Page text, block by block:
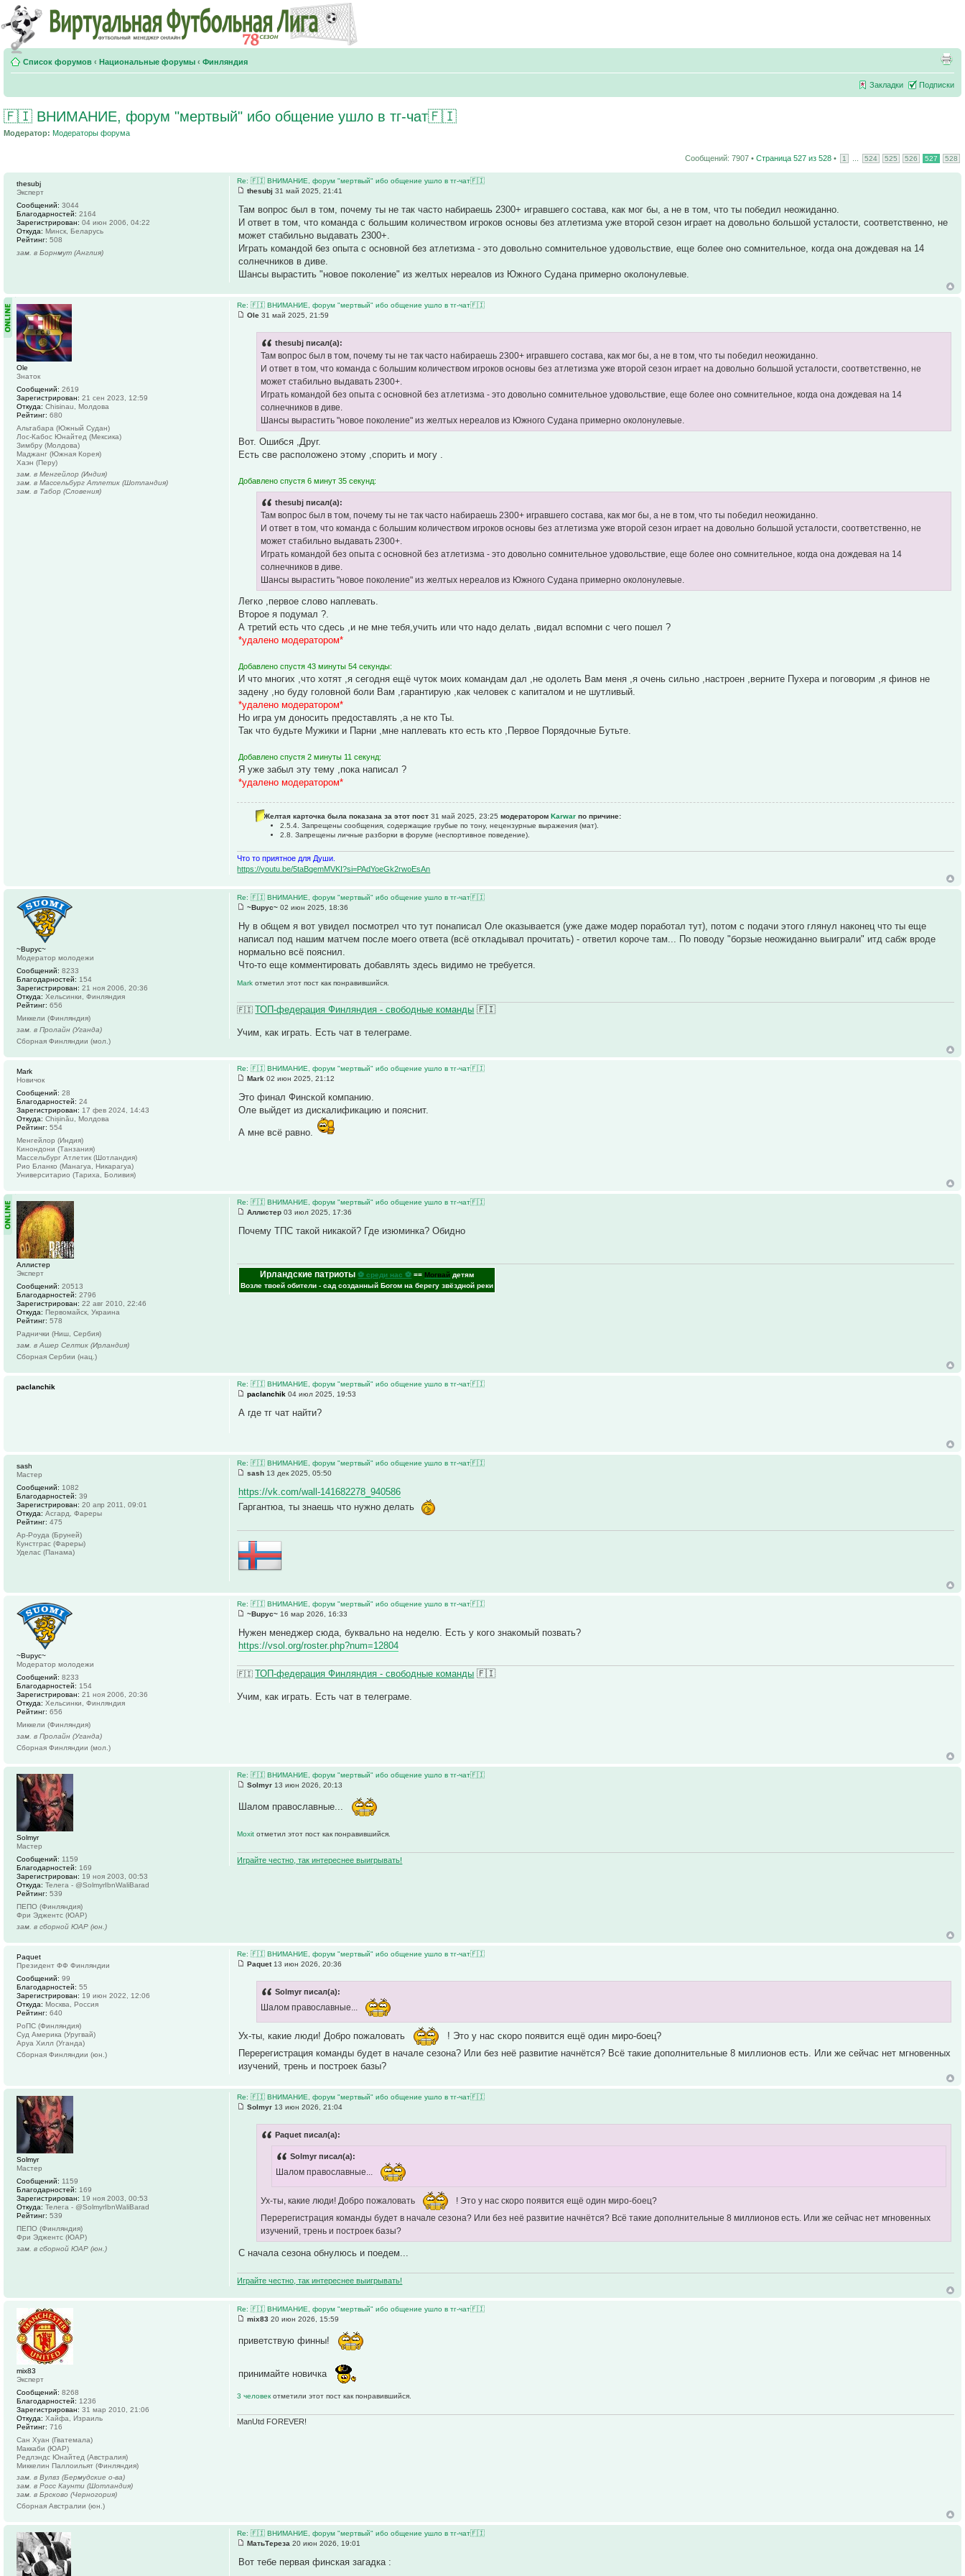
Список форумов ‹ Национальные форумы ‹ Финляндия
Закладки Подписки
🇫🇮 ВНИМАНИЕ, форум "мертвый" ибо общение ушло в тг-чат🇫🇮
Модератор: Модераторы форума
Сообщений: 7907 • Страница 527 из 528 • 1 524 525 526 527 528
Re: 🇫🇮 ВНИМАНИЕ, форум "мертвый" ибо общение ушло в тг-чат🇫🇮
thesubj 31 май 2025, 21:41
Там вопрос был в том, почему ты не так часто набираешь 2300+ игравшего состава, как мог бы, а не в том, что ты победил неожиданно.
И ответ в том, что команда с большим количеством игроков основы без атлетизма уже второй сезон играет на довольно большой усталости, соответственно, не
может стабильно выдавать 2300+.
Играть командой без опыта с основной без атлетизма - это довольно сомнительное удовольствие, еще более оно сомнительное, когда она дождевая на 14
солнечников в диве.
Шансы вырастить "новое поколение" из желтых нереалов из Южного Судана примерно околонулевые.
thesubj
Эксперт
Сообщений: 3044
Благодарностей: 2164
Зарегистрирован: 04 июн 2006, 04:22
Откуда: Минск, Беларусь
Рейтинг: 508
зам. в Борнмут (Англия)
Re: 🇫🇮 ВНИМАНИЕ, форум "мертвый" ибо общение ушло в тг-чат🇫🇮
Ole 31 май 2025, 21:59
thesubj писал(а):
Там вопрос был в том, почему ты не так часто набираешь 2300+ игравшего состава, как мог бы, а не в том, что ты победил неожиданно.
И ответ в том, что команда с большим количеством игроков основы без атлетизма уже второй сезон играет на довольно большой усталости, соответственно, не
может стабильно выдавать 2300+.
Играть командой без опыта с основной без атлетизма - это довольно сомнительное удовольствие, еще более оно сомнительное, когда она дождевая на 14
солнечников в диве.
Шансы вырастить "новое поколение" из желтых нереалов из Южного Судана примерно околонулевые.
Вот. Ошибся ,Друг.
Есть све расположено этому ,спорить и могу .
Добавлено спустя 6 минут 35 секунд:
thesubj писал(а):
Там вопрос был в том, почему ты не так часто набираешь 2300+ игравшего состава, как мог бы, а не в том, что ты победил неожиданно.
И ответ в том, что команда с большим количеством игроков основы без атлетизма уже второй сезон играет на довольно большой усталости, соответственно, не
может стабильно выдавать 2300+.
Играть командой без опыта с основной без атлетизма - это довольно сомнительное удовольствие, еще более оно сомнительное, когда она дождевая на 14
солнечников в диве.
Шансы вырастить "новое поколение" из желтых нереалов из Южного Судана примерно околонулевые.
Легко ,первое слово наплевать.
Второе я подумал ?.
А третий есть что сдесь ,и не мне тебя,учить или что надо делать ,видал вспомни с чего пошел ?
*удалено модератором*
Добавлено спустя 43 минуты 54 секунды:
И что многих ,что хотят ,я сегодня ещё чуток моих командам дал ,не одолеть Вам меня ,я очень сильно ,настроен ,верните Пухера и поговорим ,я финов не
задену ,но буду головной боли Вам ,гарантирую ,как человек с капиталом и не шутливый.
*удалено модератором*
Но игра ум доносить предоставлять ,а не кто Ты.
Так что будьте Мужики и Парни ,мне наплевать кто есть кто ,Первое Порядочные Бутьте.
Добавлено спустя 2 минуты 11 секунд:
Я уже забыл эту тему ,пока написал ?
*удалено модератором*
Желтая карточка была показана за этот пост31 май 2025, 23:25 модераторомKarwar по причине:
2.5.4. Запрещены сообщения, содержащие гpубые по тону, нецензурные выpажения (мат).
2.8. Запрещены личные разборки в форуме (неспортивное поведение).
Что то приятное для Души.
https://youtu.be/5taBqemMVKI?si=PAdYoeGk2rwoEsAn
Ole
Знаток
Сообщений: 2619
Зарегистрирован: 21 сен 2023, 12:59
Откуда: Chisinau, Молдова
Рейтинг: 680
Альтабара (Южный Судан)
Лос-Кабос Юнайтед (Мексика)
Зимбру (Молдова)
Маджанг (Южная Корея)
Хаэн (Перу)
зам. в Менгейлор (Индия)
зам. в Массельбург Атлетик (Шотландия)
зам. в Табор (Словения)
Re: 🇫🇮 ВНИМАНИЕ, форум "мертвый" ибо общение ушло в тг-чат🇫🇮
~Bupyc~ 02 июн 2025, 18:36
Ну в общем я вот увидел посмотрел что тут понаписал Оле оказывается (уже даже модер поработал тут), потом с подачи этого глянул наконец что ты еще
написал под нашим матчем после моего ответа (всё откладывал прочитать) - ответил короче там... По поводу "борзые неожиданно выиграли" итд сабж вроде
нормально всё пояснил.
Что-то еще комментировать добавлять здесь видимо не требуется.
Markотметил этот пост как понравившийся.
🇫🇮 ТОП-федерация Финляндия - свободные команды 🇫🇮
Учим, как играть. Есть чат в телеграме.
~Bupyc~
Модератор молодежи
Сообщений: 8233
Благодарностей: 154
Зарегистрирован: 21 ноя 2006, 20:36
Откуда: Хельсинки, Финляндия
Рейтинг: 656
Миккели (Финляндия)
зам. в Пролайн (Уганда)
Сборная Финляндии (мол.)
Re: 🇫🇮 ВНИМАНИЕ, форум "мертвый" ибо общение ушло в тг-чат🇫🇮
Mark 02 июн 2025, 21:12
Это финал Финской компанию.
Оле выйдет из дискалификацию и пояснит.
А мне всё равно.
Mark
Новичок
Сообщений: 28
Благодарностей: 24
Зарегистрирован: 17 фев 2024, 14:43
Откуда: Chișinău, Молдова
Рейтинг: 554
Менгейлор (Индия)
Кинондони (Танзания)
Массельбург Атлетик (Шотландия)
Рио Бланко (Манагуа, Никарагуа)
Университарио (Тариха, Боливия)
Re: 🇫🇮 ВНИМАНИЕ, форум "мертвый" ибо общение ушло в тг-чат🇫🇮
Аллистер 03 июл 2025, 17:36
Почему ТПС такой никакой? Где изюминка? Обидно
Ирландские патриоты ⚽ среди нас ⚽ ==Могвай детям
Возле твоей обители - сад созданный Богом на берегу звёздной реки
Аллистер
Эксперт
Сообщений: 20513
Благодарностей: 2796
Зарегистрирован: 22 авг 2010, 22:46
Откуда: Первомайск, Украина
Рейтинг: 578
Раднички (Ниш, Сербия)
зам. в Ашер Селтик (Ирландия)
Сборная Сербии (нац.)
Re: 🇫🇮 ВНИМАНИЕ, форум "мертвый" ибо общение ушло в тг-чат🇫🇮
paclanchik 04 июл 2025, 19:53
А где тг чат найти?
paclanchik
Re: 🇫🇮 ВНИМАНИЕ, форум "мертвый" ибо общение ушло в тг-чат🇫🇮
sash 13 дек 2025, 05:50
https://vk.com/wall-141682278_940586
Гаргантюа, ты знаешь что нужно делать
sash
Мастер
Сообщений: 1082
Благодарностей: 39
Зарегистрирован: 20 апр 2011, 09:01
Откуда: Асгард, Фареры
Рейтинг: 475
Ар-Роуда (Бруней)
Кунстграс (Фареры)
Уделас (Панама)
Re: 🇫🇮 ВНИМАНИЕ, форум "мертвый" ибо общение ушло в тг-чат🇫🇮
~Bupyc~ 16 мар 2026, 16:33
Нужен менеджер сюда, буквально на неделю. Есть у кого знакомый позвать?
https://vsol.org/roster.php?num=12804
🇫🇮 ТОП-федерация Финляндия - свободные команды 🇫🇮
Учим, как играть. Есть чат в телеграме.
~Bupyc~
Модератор молодежи
Сообщений: 8233
Благодарностей: 154
Зарегистрирован: 21 ноя 2006, 20:36
Откуда: Хельсинки, Финляндия
Рейтинг: 656
Миккели (Финляндия)
зам. в Пролайн (Уганда)
Сборная Финляндии (мол.)
Re: 🇫🇮 ВНИМАНИЕ, форум "мертвый" ибо общение ушло в тг-чат🇫🇮
Solmyr 13 июн 2026, 20:13
Шалом православные...
Moxitотметил этот пост как понравившийся.
Играйте честно, так интереснее выигрывать!
Solmyr
Мастер
Сообщений: 1159
Благодарностей: 169
Зарегистрирован: 19 ноя 2003, 00:53
Откуда: Телега - @SolmyrIbnWaliBarad
Рейтинг: 539
ПЕПО (Финляндия)
Фри Эджентс (ЮАР)
зам. в сборной ЮАР (юн.)
Re: 🇫🇮 ВНИМАНИЕ, форум "мертвый" ибо общение ушло в тг-чат🇫🇮
Paquet13 июн 2026, 20:36
Solmyr писал(а):
Шалом православные...
Ух-ты, какие люди! Добро пожаловать
! Это у нас скоро появится ещё один миро-боец?
Перерегистрация команды будет в начале сезона? Или без неё развитие начнётся? Всё такие дополнительные 8 миллионов есть. Или же сейчас нет мгновенных
изучений, трень и построек базы?
Paquet
Президент ФФ Финляндии
Сообщений: 99
Благодарностей: 55
Зарегистрирован: 19 июн 2022, 12:06
Откуда: Москва, Россия
Рейтинг: 640
РоПС (Финляндия)
Суд Америка (Уругвай)
Аруа Хилл (Уганда)
Сборная Финляндии (юн.)
Re: 🇫🇮 ВНИМАНИЕ, форум "мертвый" ибо общение ушло в тг-чат🇫🇮
Solmyr 13 июн 2026, 21:04
Paquet писал(а):
Solmyr писал(а):
Шалом православные...
Ух-ты, какие люди! Добро пожаловать
! Это у нас скоро появится ещё один миро-боец?
Перерегистрация команды будет в начале сезона? Или без неё развитие начнётся? Всё такие дополнительные 8 миллионов есть. Или же сейчас нет мгновенных
изучений, трень и построек базы?
С начала сезона обнулюсь и поедем...
Играйте честно, так интереснее выигрывать!
Solmyr
Мастер
Сообщений: 1159
Благодарностей: 169
Зарегистрирован: 19 ноя 2003, 00:53
Откуда: Телега - @SolmyrIbnWaliBarad
Рейтинг: 539
ПЕПО (Финляндия)
Фри Эджентс (ЮАР)
зам. в сборной ЮАР (юн.)
Re: 🇫🇮 ВНИМАНИЕ, форум "мертвый" ибо общение ушло в тг-чат🇫🇮
mix83 20 июн 2026, 15:59
приветствую финны!
принимайте новичка
3 человекотметили этот пост как понравившийся.
ManUtd FOREVER!
mix83
Эксперт
Сообщений: 8268
Благодарностей: 1236
Зарегистрирован: 31 мар 2010, 21:06
Откуда: Хайфа, Израиль
Рейтинг: 716
Сан Хуан (Гватемала)
Маккаби (ЮАР)
Редлэндс Юнайтед (Австралия)
Миккелин Паллоильят (Финляндия)
зам. в Вулвз (Бермудские о-ва)
зам. в Росс Каунти (Шотландия)
зам. в Брсково (Черногория)
Сборная Австралии (юн.)
Re: 🇫🇮 ВНИМАНИЕ, форум "мертвый" ибо общение ушло в тг-чат🇫🇮
МатьТереза 20 июн 2026, 19:01
Вот тебе первая финская загадка :